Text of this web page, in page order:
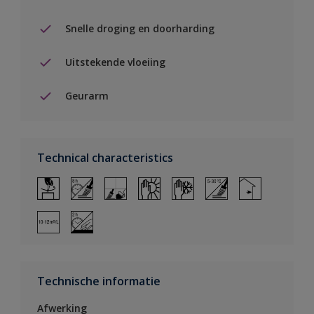
Snelle droging en doorharding
Uitstekende vloeiing
Geurarm
Technical characteristics
Technische informatie
Afwerking